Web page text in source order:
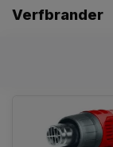
Verfbrander